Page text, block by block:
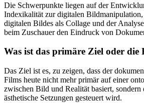
Die Schwerpunkte liegen auf der
Indexikalität zur digitalen
digitalen Bildes als Collage und der
beim Zuschauer den Eindruck von
Was ist das primäre Ziel oder die
Das Ziel ist es, zu zeigen, dass der
Films heute nicht mehr primär auf einer
zwischen Bild und Realität basiert, sondern
ästhetische Setzungen gesteuert wird.